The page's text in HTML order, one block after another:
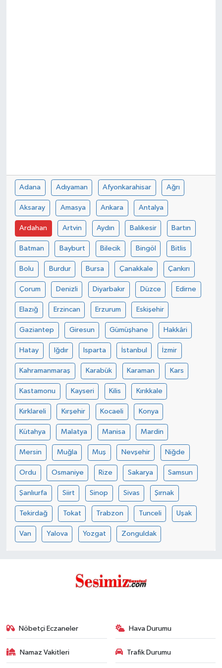
Adana Adıyaman Afyonkarahisar Ağrı
Aksaray Amasya Ankara Antalya
Ardahan Artvin Aydın Balıkesir Bartın
Batman Bayburt Bilecik Bingöl Bitlis
Bolu Burdur Bursa Çanakkale Çankırı
Çorum Denizli Diyarbakır Düzce Edirne
Elazığ Erzincan Erzurum Eskişehir
Gaziantep Giresun Gümüşhane Hakkâri
Hatay Iğdır Isparta İstanbul İzmir
Kahramanmaraş Karabük Karaman Kars
Kastamonu Kayseri Kilis Kırıkkale
Kırklareli Kırşehir Kocaeli Konya
Kütahya Malatya Manisa Mardin
Mersin Muğla Muş Nevşehir Niğde
Ordu Osmaniye Rize Sakarya Samsun
Şanlıurfa Siirt Sinop Sivas Şırnak
Tekirdağ Tokat Trabzon Tunceli Uşak
Van Yalova Yozgat Zonguldak
Nöbetçi Eczaneler Hava Durumu
Namaz Vakitleri Trafik Durumu